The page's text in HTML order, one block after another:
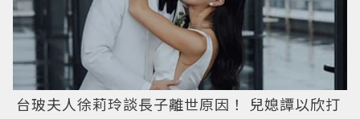
台玻夫人徐莉玲談長子離世原因！ 兒媳譚以欣打